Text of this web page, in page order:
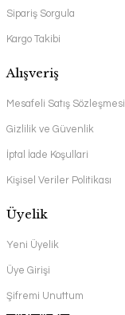
Sipariş Sorgula
Kargo Takibi
Alışveriş
Mesafeli Satış Sözleşmesi
Gizlilik ve Güvenlik
İptal İade Koşullari
Kişisel Veriler Politikası
Üyelik
Yeni Üyelik
Üye Girişi
Şifremi Unuttum